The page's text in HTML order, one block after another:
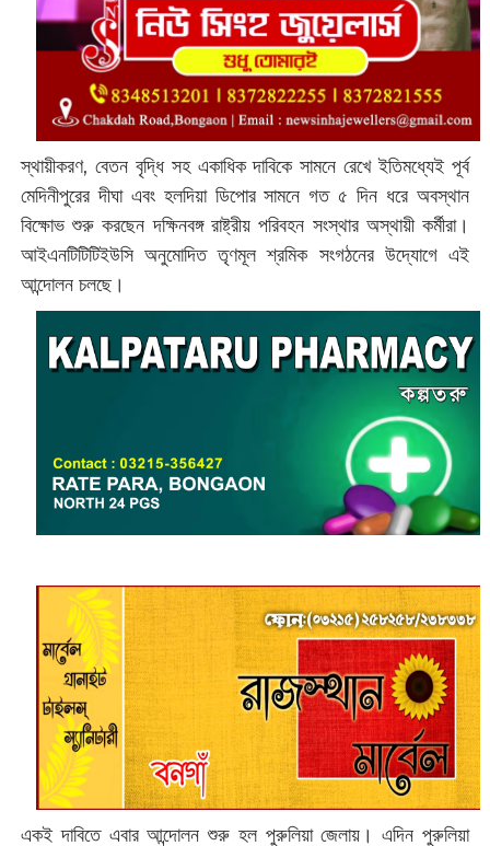
স্থায়ীকরণ, বেতন বৃদ্ধি সহ একাধিক দাবিকে সামনে রেখে ইতিমধ্যেই পূর্ব
মেদিনীপুরের দীঘা এবং হলদিয়া ডিপোর সামনে গত ৫ দিন ধরে অবস্থান
বিক্ষোভ শুরু করছেন দক্ষিনবঙ্গ রাষ্ট্রীয় পরিবহন সংস্থার অস্থায়ী কর্মীরা।
আইএনটিটিটিইউসি অনুমোদিত তৃণমূল শ্রমিক সংগঠনের উদ্যোগে এই
আন্দোলন চলছে।
একই দাবিতে এবার আন্দোলন শুরু হল পুরুলিয়া জেলায়। এদিন পুরুলিয়া